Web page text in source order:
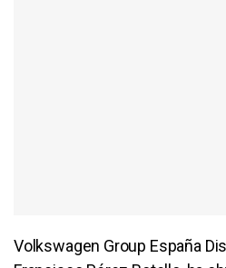
Volkswagen Group España